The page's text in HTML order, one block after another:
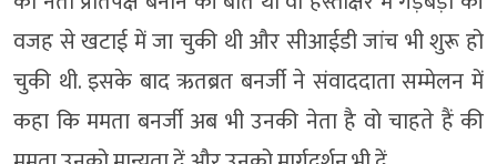
वजह से खटाई में जा चुकी थी और सीआईडी जांच भी शुरू हो
चुकी थी. इसके बाद ऋतब्रत बनर्जी ने संवाददाता सम्मेलन में
कहा कि ममता बनर्जी अब भी उनकी नेता है वो चाहते हैं की